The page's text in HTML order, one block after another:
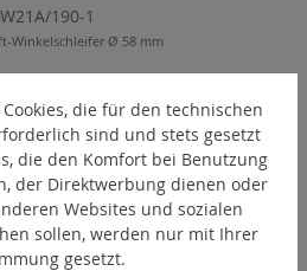
190-1
Winkelschleifer Ø 58 mm
die für den technischen
sind und stets gesetzt
die den Komfort bei Benutzung
der Direktwerbung dienen oder
Websites und sozialen
sollen, werden nur mit Ihrer
gesetzt.